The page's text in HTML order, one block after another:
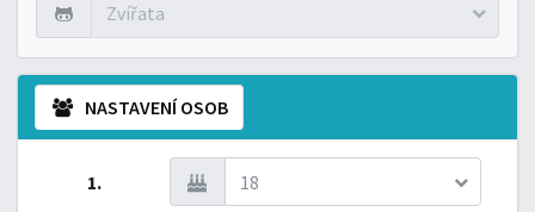
Zvířata
NASTAVENÍ OSOB
1. 18